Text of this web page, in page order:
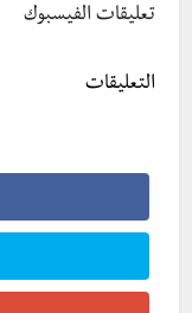
تعليقات الفيسبوك
التعليقات